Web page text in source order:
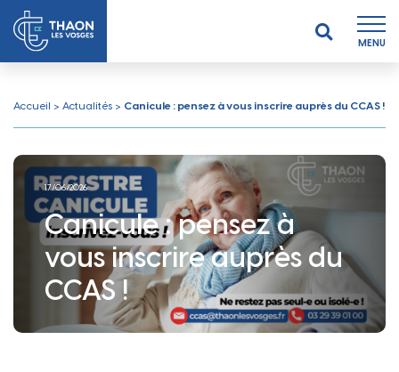
MENU
Accueil > Actualités > Canicule : pensez à vous inscrire auprès du CCAS !
17/06/2026
Canicule : pensez à
vous inscrire auprès du
CCAS !